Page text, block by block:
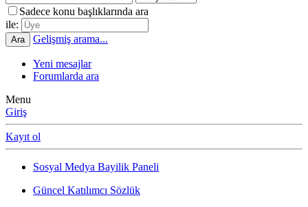
Sadece konu başlıklarında ara
ile:
Ara Gelişmiş arama...
Yeni mesajlar
Forumlarda ara
Menu
Giriş
Kayıt ol
Sosyal Medya Bayilik Paneli
Güncel Katılımcı Sözlük